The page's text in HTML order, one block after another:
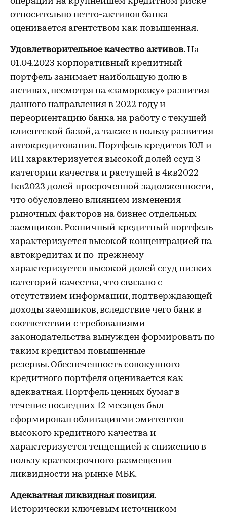
относительно нетто-активов банка
оценивается агентством как повышенная.
Удовлетворительное качество активов. На
01.04.2023 корпоративный кредитный
портфель занимает наибольшую долю в
активах, несмотря на «заморозку» развития
данного направления в 2022 году и
переориентацию банка на работу с текущей
клиентской базой, а также в пользу развития
автокредитования. Портфель кредитов ЮЛ и
ИП характеризуется высокой долей ссуд 3
категории качества и растущей в 4кв2022-
1кв2023 долей просроченной задолженности,
что обусловлено влиянием изменения
рыночных факторов на бизнес отдельных
заемщиков. Розничный кредитный портфель
характеризуется высокой концентрацией на
автокредитах и по-прежнему
характеризуется высокой долей ссуд низких
категорий качества, что связано с
отсутствием информации, подтверждающей
доходы заемщиков, вследствие чего банк в
соответствии с требованиями
законодательства вынужден формировать по
таким кредитам повышенные
резервы. Обеспеченность совокупного
кредитного портфеля оценивается как
адекватная. Портфель ценных бумаг в
течение последних 12 месяцев был
сформирован облигациями эмитентов
высокого кредитного качества и
характеризуется тенденцией к снижению в
пользу краткосрочного размещения
ликвидности на рынке МБК.
Адекватная ликвидная позиция.
Исторически ключевым источником